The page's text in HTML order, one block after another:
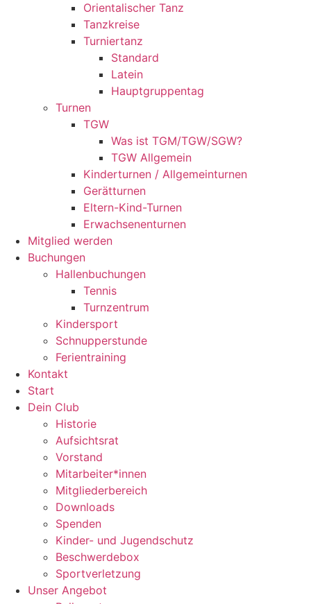
Orientalischer Tanz
Tanzkreise
Turniertanz
Standard
Latein
Hauptgruppentag
Turnen
TGW
Was ist TGM/TGW/SGW?
TGW Allgemein
Kinderturnen / Allgemeinturnen
Gerätturnen
Eltern-Kind-Turnen
Erwachsenenturnen
Mitglied werden
Buchungen
Hallenbuchungen
Tennis
Turnzentrum
Kindersport
Schnupperstunde
Ferientraining
Kontakt
Start
Dein Club
Historie
Aufsichtsrat
Vorstand
Mitarbeiter*innen
Mitgliederbereich
Downloads
Spenden
Kinder- und Jugendschutz
Beschwerdebox
Sportverletzung
Unser Angebot